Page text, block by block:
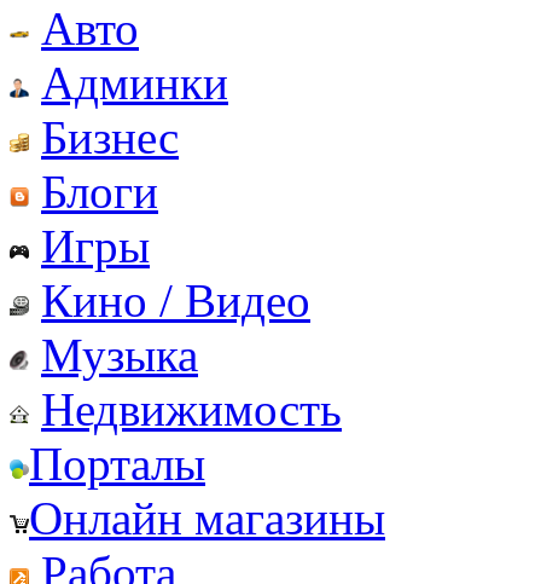
Авто
Админки
Бизнес
Блоги
Игры
Кино / Видео
Музыка
Недвижимость
Порталы
Онлайн магазины
Работа